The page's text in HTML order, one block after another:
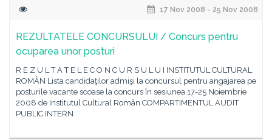
17 Nov 2008 - 25 Nov 2008
REZULTATELE CONCURSULUI / Concurs pentru
ocuparea unor posturi
R E Z U L T A T E L E C O N C U R S U L U I INSTITUTUL CULTURAL
ROMÂN Lista candidaţilor admişi la concursul pentru angajarea pe
posturile vacante scoase la concurs în sesiunea 17-25 Noiembrie
2008 de Institutul Cultural Român COMPARTIMENTUL AUDIT
PUBLIC INTERN